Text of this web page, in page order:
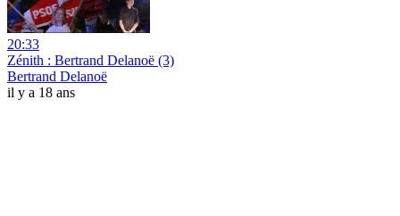
20:33
Zénith : Bertrand Delanoë (3)
Bertrand Delanoë
il y a 18 ans